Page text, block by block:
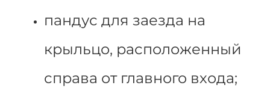
пандус для заезда на
крыльцо, расположенный
справа от главного входа;